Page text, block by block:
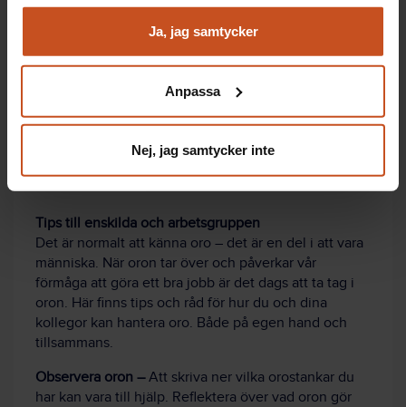
Analysera trafik för att kunna visa riktad information
Du kan när som helst återta ditt godkännande genom att
integritet@suntarbetsliv.se.
Ja, jag samtycker
Anpassa
Nej, jag samtycker inte
Ur boken kris och utveckling från 1985 (Boken har
Så kan ni hantera oro på arbetsplatsen
Tips till enskilda och arbetsgruppen
Det är normalt att känna oro – det är en del i att vara
människa. När oron tar över och påverkar vår
förmåga att göra ett bra jobb är det dags att ta tag i
oron. Här finns tips och råd för hur du och dina
kollegor kan hantera oro. Både på egen hand och
tillsammans.
Observera oron – Att skriva ner vilka orostankar du
har kan vara till hjälp. Reflektera över vad oron gör